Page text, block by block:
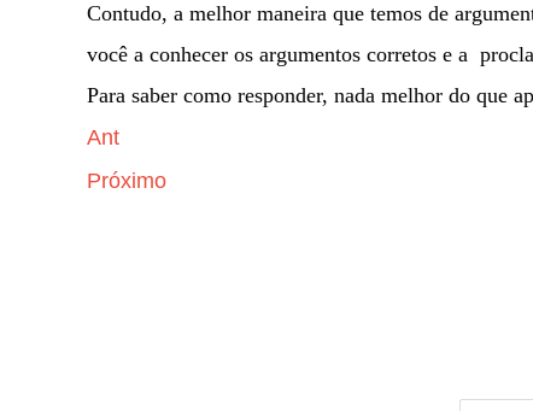
Contudo, a melhor maneira que temos de
você a conhecer os argumentos corretos e a
Para saber como responder, nada melhor do que
Ant
Próximo